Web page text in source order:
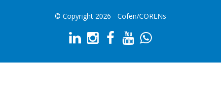
© Copyright 2026 - Cofen/CORENs